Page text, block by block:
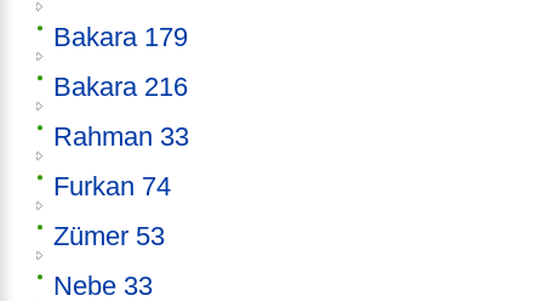
Bakara 179
Bakara 216
Rahman 33
Furkan 74
Zümer 53
Nebe 33